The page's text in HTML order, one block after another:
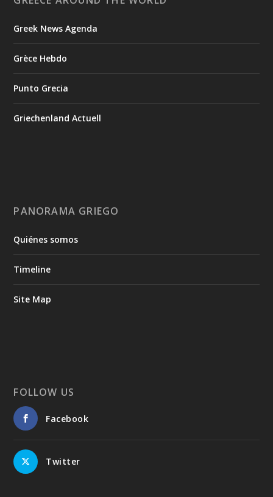
Greek News Agenda
Grèce Hebdo
Punto Grecia
Griechenland Actuell
PANORAMA GRIEGO
Quiénes somos
Timeline
Site Map
FOLLOW US
Facebook
Twitter